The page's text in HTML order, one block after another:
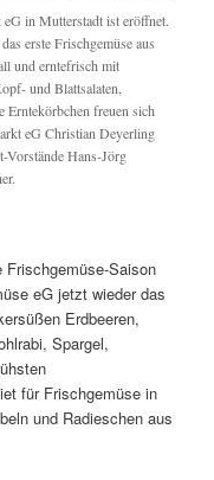
in Mutterstadt ist eröffnet.
erste Frischgemüse aus
und erntefrisch mit
und Blattsalaten,
Erntekörbchen freuen sich
eG Christian Deyerling
Hans-Jörg
Saison
eG jetzt wieder das
Erdbeeren,
Spargel,
für Frischgemüse in
und Radieschen aus